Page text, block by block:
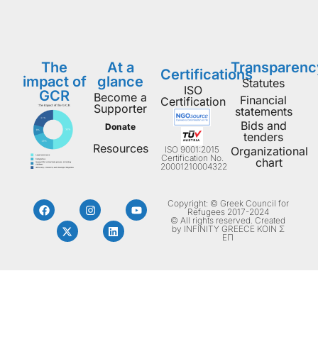
The
impact of
GCR
At a
glance
Become a
Supporter
Donate
Resources
Certifications
ISO
Certification
ISO 9001:2015
Certification No.
20001210004322
Statutes
Financial
statements
Bids and
tenders
Organizational
chart
Copyright: © Greek Council for
Refugees 2017-2024
© All rights reserved. Created
by INFINITY GREECE ΚΟΙΝ Σ
ΕΠ